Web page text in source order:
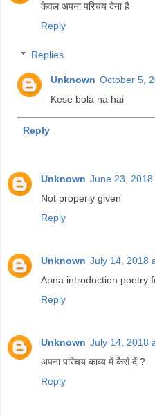
केवल अपना परिचय देना है
Reply
Replies
Unknown October 5,
Kese bola na hai
Reply
Unknown June 23, 2018
Not properly given
Reply
Unknown July 14, 2018
Apna introduction poetry
Reply
Unknown July 14, 2018
अपना परिचय काव्य में कैसे दें ?
Reply